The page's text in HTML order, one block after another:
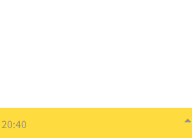
20:40